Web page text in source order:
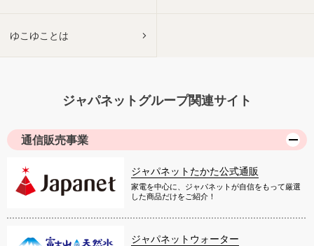
ゆこゆことは
ジャパネットグループ関連サイト
通信販売事業
ジャパネットたかた公式通販
家電を中心に、ジャパネットが自信をもって厳選
した商品だけをご紹介！
ジャパネットウォーター